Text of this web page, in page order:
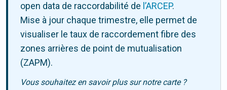
open data de raccordabilité de l’ARCEP.
Mise à jour chaque trimestre, elle permet de
visualiser le taux de raccordement fibre des
zones arrières de point de mutualisation
(ZAPM).
Vous souhaitez en savoir plus sur notre carte ?